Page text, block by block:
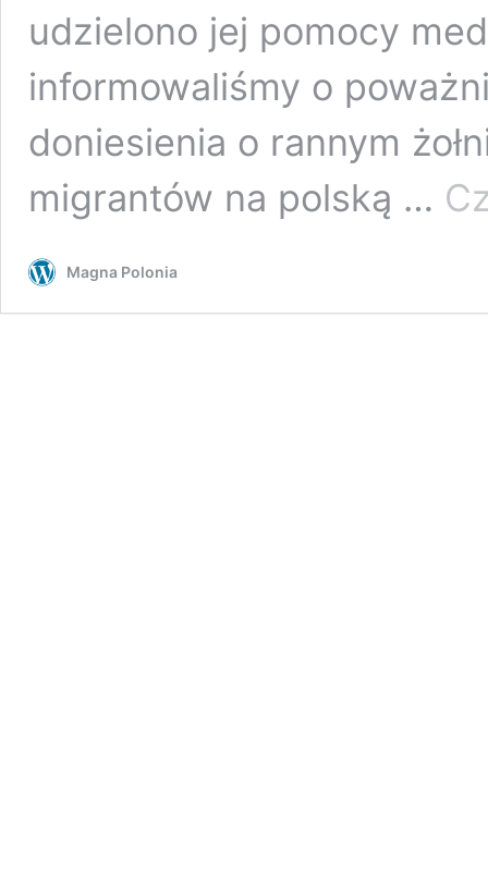
udzielono jej pomocy
informowaliśmy o
doniesienia o rannym
migrantów na polską …
Magna Polonia